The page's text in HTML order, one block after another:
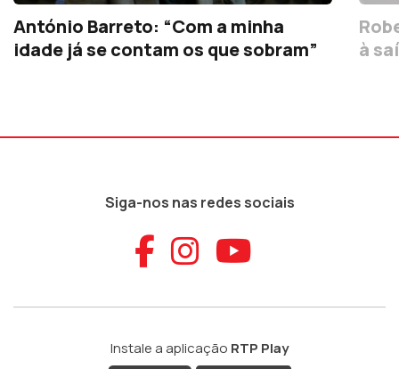
António Barreto: “Com a minha
idade já se contam os que sobram”
à
Siga-nos nas redes sociais
Aceder ao
Aceder ao
Aceder
Instale a aplicação RTP Play